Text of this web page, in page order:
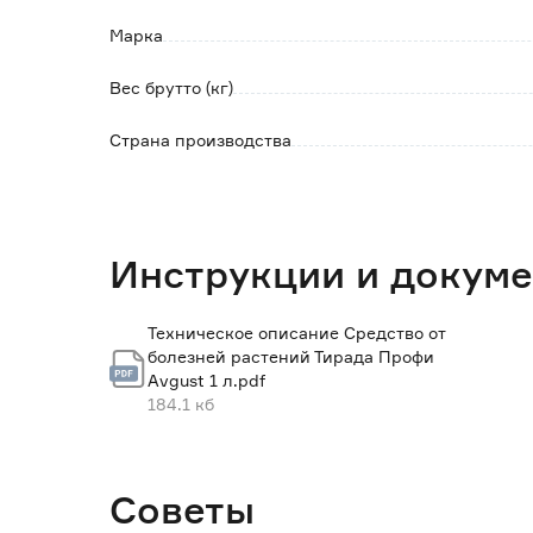
Более подробную информацию о способе
Марка
Вес брутто (кг)
Страна производства
Инструкции и
Техническое описание Средство от
болезней растений Тирада Профи
Avgust 1 л.pdf
184.1 кб
Советы